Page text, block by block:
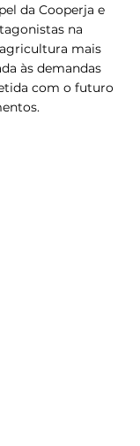
da Cooperja e
na
mais
às demandas
com o futuro